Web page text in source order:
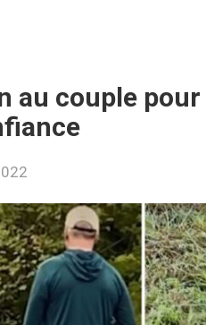
au couple